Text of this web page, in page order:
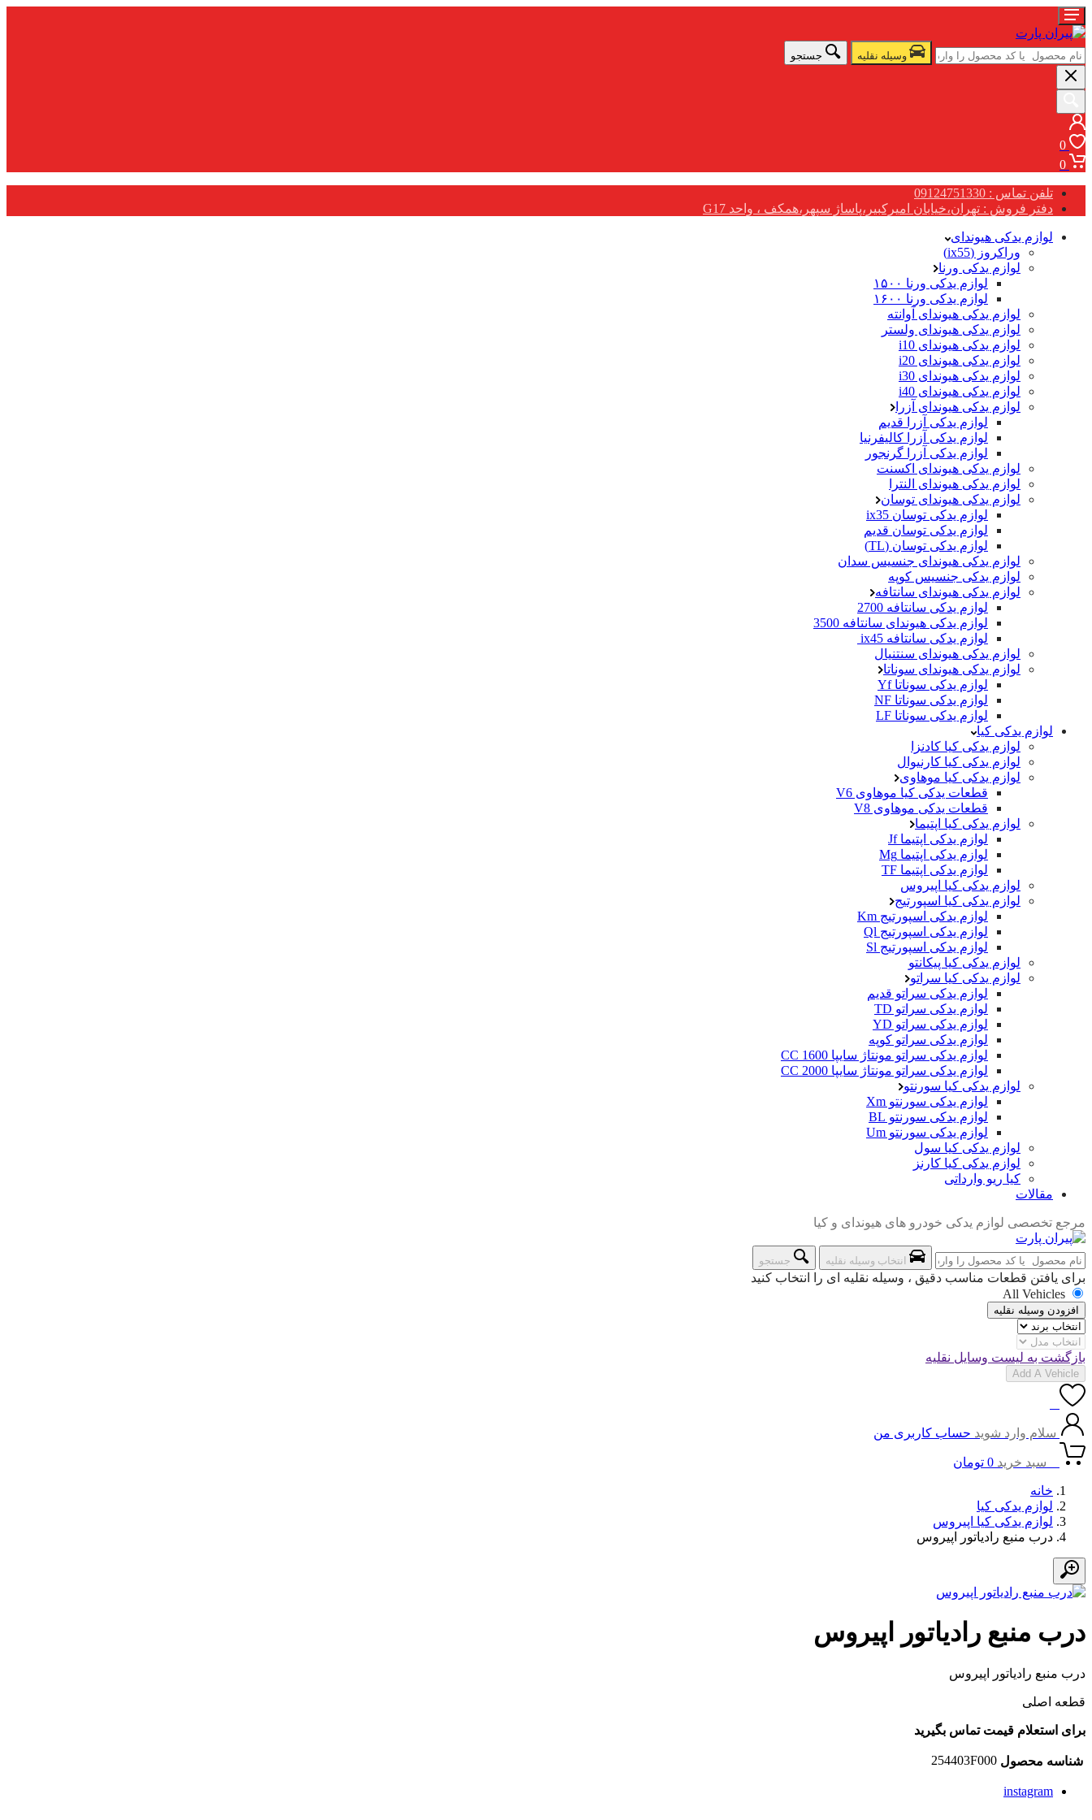
وسیله نقلیه جستجو
0
0
تلفن تماس : 09124751330
دفتر فروش : تهران،خیابان امیرکبیر،پاساژ سپهر،همکف ، واحد G17
لوازم یدکی هیوندای
وراکروز (ix55)
لوازم یدکی ورنا
لوازم یدکی ورنا ۱۵۰۰
لوازم یدکی ورنا ۱۶۰۰
لوازم یدکی هیوندای آوانته
لوازم یدکی هیوندای ولستر
لوازم یدکی هیوندای i10
لوازم یدکی هیوندای i20
لوازم یدکی هیوندای i30
لوازم یدکی هیوندای i40
لوازم یدکی هیوندای آزرا
لوازم یدکی آزرا قدیم
لوازم یدکی آزرا کالیفرنیا
لوازم یدکی آزرا گرنجور
لوازم یدکی هیوندای اکسنت
لوازم یدکی هیوندای النترا
لوازم یدکی هیوندای توسان
لوازم یدکی توسان ix35
لوازم یدکی توسان قدیم
لوازم یدکی توسان (TL)
لوازم یدکی هیوندای جنسیس سدان
لوازم یدکی جنسیس کوپه
لوازم یدکی هیوندای سانتافه
لوازم یدکی سانتافه 2700
لوازم یدکی هیوندای سانتافه 3500
لوازم یدکی سانتافه ix45
لوازم یدکی هیوندای سنتنیال
لوازم یدکی هیوندای سوناتا
لوازم یدکی سوناتا Yf
لوازم یدکی سوناتا NF
لوازم یدکی سوناتا LF
لوازم یدکی کیا
لوازم یدکی کیا کادنزا
لوازم یدکی کیا کارنیوال
لوازم یدکی کیا موهاوی
قطعات یدکی کیا موهاوی V6
قطعات یدکی موهاوی V8
لوازم یدکی کیا اپتیما
لوازم یدکی اپتیما Jf
لوازم یدکی اپتیما Mg
لوازم یدکی اپتیما TF
لوازم یدکی کیا اپیروس
لوازم یدکی کیا اسپورتیج
لوازم یدکی اسپورتیج Km
لوازم یدکی اسپورتیج Ql
لوازم یدکی اسپورتیج Sl
لوازم یدکی کیا پیکانتو
لوازم یدکی کیا سراتو
لوازم یدکی سراتو قدیم
لوازم یدکی سراتو TD
لوازم یدکی سراتو YD
لوازم یدکی سراتو کوپه
لوازم یدکی سراتو مونتاژ سایپا 1600 CC
لوازم یدکی سراتو مونتاژ سایپا 2000 CC
لوازم یدکی کیا سورنتو
لوازم یدکی سورنتو Xm
لوازم یدکی سورنتو BL
لوازم یدکی سورنتو Um
لوازم یدکی کیا سول
لوازم یدکی کیا کارنز
کیا ریو وارداتی
مقالات
مرجع تخصصی لوازم یدکی خودرو های هیوندای و کیا
انتخاب وسیله نقلیه جستجو
برای یافتن قطعات مناسب دقیق ، وسیله نقلیه ای را انتخاب کنید
All Vehicles
افزودن وسیله نقلیه
بازگشت به لیست وسایل نقلیه
Add A Vehicle
سلام وارد شوید حساب کاربری من
سبد خرید 0 تومان
خانه
لوازم یدکی کیا
لوازم یدکی کیا اپیروس
درب منبع رادیاتور اپیروس
درب منبع رادیاتور اپیروس
درب منبع رادیاتور اپیروس
قطعه اصلی
برای استعلام قیمت تماس بگیرید
شناسه محصول 254403F000
instagram